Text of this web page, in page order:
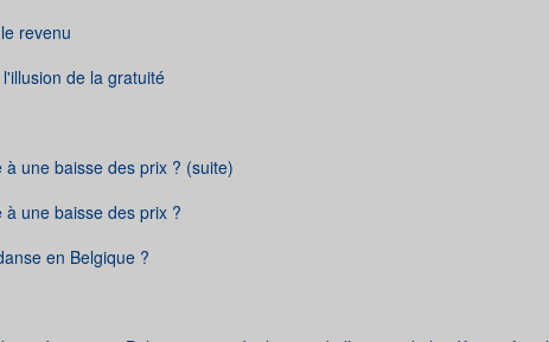
revenu
de la gratuité
une baisse des prix ? (suite)
une baisse des prix ?
en Belgique ?